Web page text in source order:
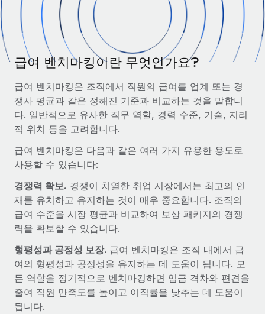
기록상 고용주(EOR)
법인 설립 비용 없이 전 세계로 사업을 확장
기록상 계약자
계약자 관리
전 세계 계약자의 온보딩 및 관리
PEO
복잡한 고용 업무를 아웃소싱
인프라
Remote 통합
HR을 워크플로에 매끄럽게 통합
플랫폼
팀을 위한 통합된 핵심 HR 기능
연결
새로운
MCP를 사용하여 모든 AI 도구를 Remote에 연결 가능
국가별 정보
국가별 글로벌 채용 지원 알아보기
미국 주별 정보
미국 모든 주 전역에서 채용 업무를 간소화
Remote와 다른 솔루션 비교
다른 업체들과 비교해보기
스타트업
중견기업
맞춤형 HR 솔루션으로 팀 확장
엔터프라이즈
대기업을 위한 글로벌 HR
REMOTE 파트너 되기
전략적 기술 파트너
도구 및 계산기
오분류 리스크 평가 도구
국가별 직원 오분류 리스크 확인
국가별 총 인건비 계산
계약자 지급 계산기
글로벌 계약직을 위한 통화 옵션과 지급 소요 시간 확인
REMOTE와 함께 배우기
리서치 및 가이드
사례 연구
HR 용어집
체크리스트 및 템플릿
직무 설명 라이브러리
웨비나
한국어
English
Nederlands
Français
Deutsch
Español
Italiano
Português (Portugal)
日本語
급여 벤치마킹이란 무엇인가요?
급여 벤치마킹은 조직에서 직원의 급여를 업계 또는 경
쟁사 평균과 같은 정해진 기준과 비교하는 것을 말합니
다. 일반적으로 유사한 직무 역할, 경력 수준, 기술, 지리
적 위치 등을 고려합니다.
급여 벤치마킹은 다음과 같은 여러 가지 유용한 용도로
사용할 수 있습니다:
경쟁력 확보. 경쟁이 치열한 취업 시장에서는 최고의 인
재를 유치하고 유지하는 것이 매우 중요합니다. 조직의
급여 수준을 시장 평균과 비교하여 보상 패키지의 경쟁
력을 확보할 수 있습니다.
형평성과 공정성 보장. 급여 벤치마킹은 조직 내에서 급
여의 형평성과 공정성을 유지하는 데 도움이 됩니다. 모
든 역할을 정기적으로 벤치마킹하면 임금 격차와 편견을
줄여 직원 만족도를 높이고 이직률을 낮추는 데 도움이
됩니다.